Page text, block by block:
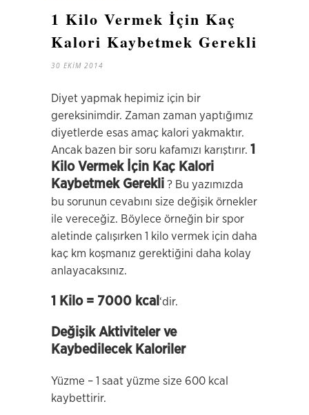
1 Kilo Vermek İçin Kaç
Kalori Kaybetmek Gerekli
30 EKIM 2014
Diyet yapmak hepimiz için bir
gereksinimdir. Zaman zaman yaptığımız
diyetlerde esas amaç kalori yakmaktır.
Ancak bazen bir soru kafamızı karıştırır. 1
Kilo Vermek İçin Kaç Kalori
Kaybetmek Gerekli ? Bu yazımızda
bu sorunun cevabını size değişik örnekler
ile vereceğiz. Böylece örneğin bir spor
aletinde çalışırken 1 kilo vermek için daha
kaç km koşmanız gerektiğini daha kolay
anlayacaksınız.
1 Kilo = 7000 kcal ‘dir.
Değişik Aktiviteler ve
Kaybedilecek Kaloriler
Yüzme – 1 saat yüzme size 600 kcal
kaybettirir.